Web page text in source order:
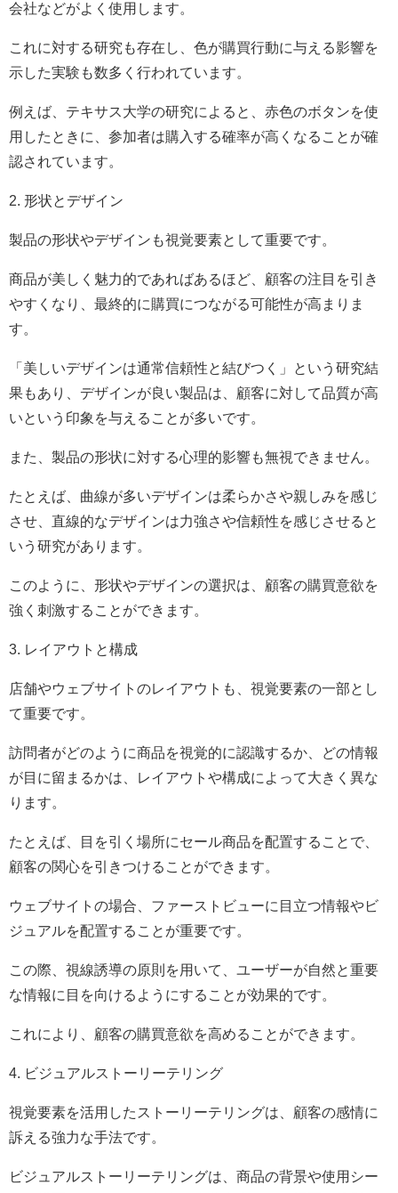
会社などがよく使用します。
これに対する研究も存在し、色が購買行動に与える影響を
示した実験も数多く行われています。
例えば、テキサス大学の研究によると、赤色のボタンを使
用したときに、参加者は購入する確率が高くなることが確
認されています。
2. 形状とデザイン
製品の形状やデザインも視覚要素として重要です。
商品が美しく魅力的であればあるほど、顧客の注目を引き
やすくなり、最終的に購買につながる可能性が高まりま
す。
「美しいデザインは通常信頼性と結びつく」という研究結
果もあり、デザインが良い製品は、顧客に対して品質が高
いという印象を与えることが多いです。
また、製品の形状に対する心理的影響も無視できません。
たとえば、曲線が多いデザインは柔らかさや親しみを感じ
させ、直線的なデザインは力強さや信頼性を感じさせると
いう研究があります。
このように、形状やデザインの選択は、顧客の購買意欲を
強く刺激することができます。
3. レイアウトと構成
店舗やウェブサイトのレイアウトも、視覚要素の一部とし
て重要です。
訪問者がどのように商品を視覚的に認識するか、どの情報
が目に留まるかは、レイアウトや構成によって大きく異な
ります。
たとえば、目を引く場所にセール商品を配置することで、
顧客の関心を引きつけることができます。
ウェブサイトの場合、ファーストビューに目立つ情報やビ
ジュアルを配置することが重要です。
この際、視線誘導の原則を用いて、ユーザーが自然と重要
な情報に目を向けるようにすることが効果的です。
これにより、顧客の購買意欲を高めることができます。
4. ビジュアルストーリーテリング
視覚要素を活用したストーリーテリングは、顧客の感情に
訴える強力な手法です。
ビジュアルストーリーテリングは、商品の背景や使用シー